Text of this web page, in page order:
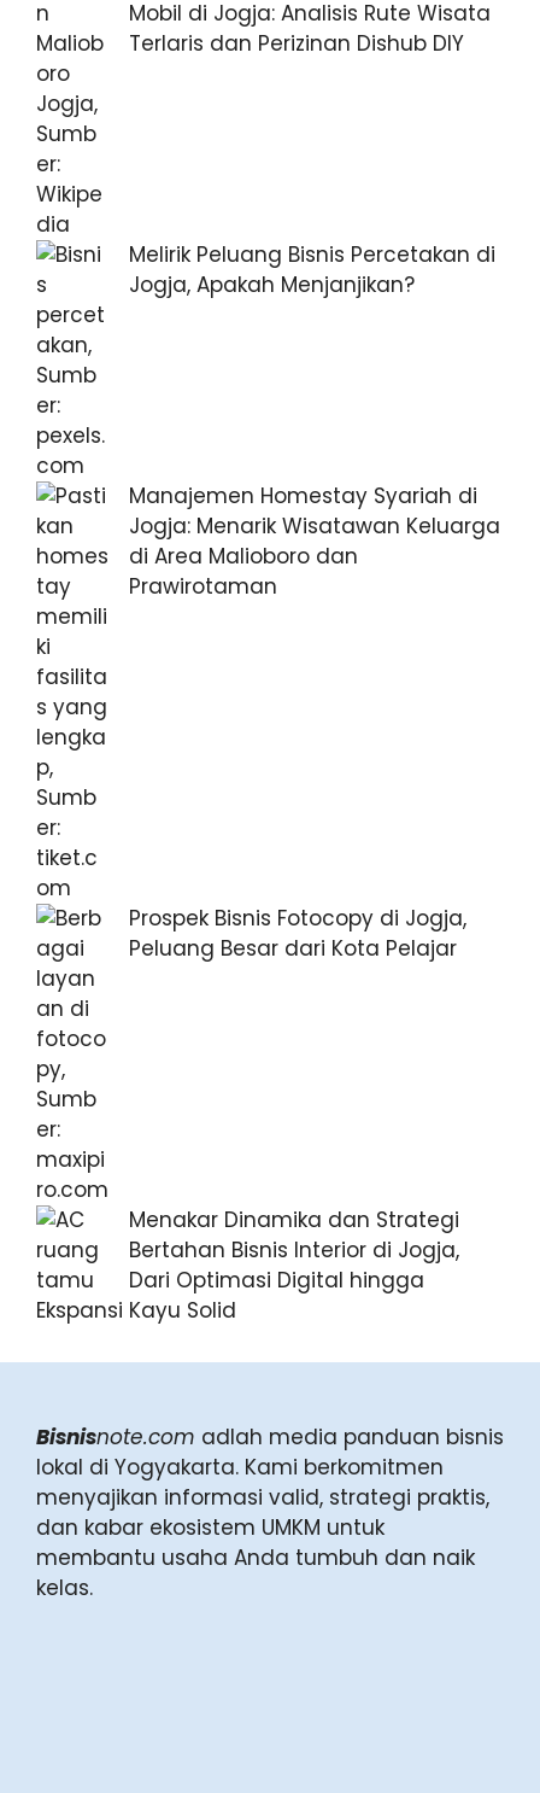
Mobil di Jogja: Analisis Rute Wisata
Terlaris dan Perizinan Dishub DIY
Melirik Peluang Bisnis Percetakan di
Jogja, Apakah Menjanjikan?
Manajemen Homestay Syariah di
Jogja: Menarik Wisatawan Keluarga
di Area Malioboro dan
Prawirotaman
Prospek Bisnis Fotocopy di Jogja,
Peluang Besar dari Kota Pelajar
Menakar Dinamika dan Strategi
Bertahan Bisnis Interior di Jogja,
Dari Optimasi Digital hingga
Ekspansi Kayu Solid
Bisnisnote.com adlah media panduan bisnis
lokal di Yogyakarta. Kami berkomitmen
menyajikan informasi valid, strategi praktis,
dan kabar ekosistem UMKM untuk
membantu usaha Anda tumbuh dan naik
kelas.